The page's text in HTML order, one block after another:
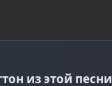
из этой песни